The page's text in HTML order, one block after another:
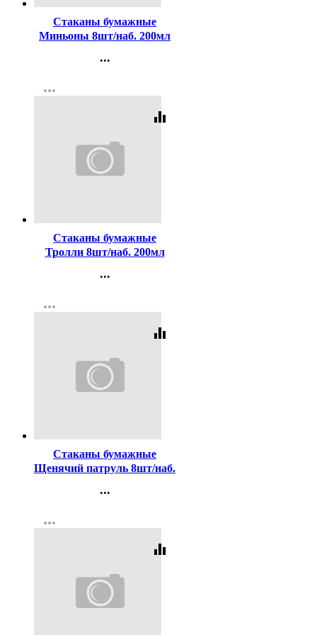
Стаканы бумажные
Миньоны 8шт/наб. 200мл
...
Регистрация
more_horiz
equalizer
Стаканы бумажные
Тролли 8шт/наб. 200мл
...
Регистрация
more_horiz
equalizer
Стаканы бумажные
Щенячий патруль 8шт/наб.
...
Регистрация
more_horiz
equalizer